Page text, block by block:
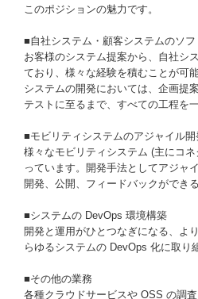
このポジションの魅力です。
■自社システム・顧客システムのソ
お客様のシステム提案から、自社シ
ており、様々な経験を積むことが可
システムの開発においては、企画提
テストに至るまで、すべての工程を
■モビリティシステムのアジャイル開
様々なモビリティシステム (主にコ
っています。開発手法としてアジャ
開発、公開、フィードバックができ
■システムの DevOps 環境構築
開発と運用がひとつなぎになる、よ
らゆるシステムの DevOps 化に取り
■その他の業務
各種クラウドサービスや OSS の調